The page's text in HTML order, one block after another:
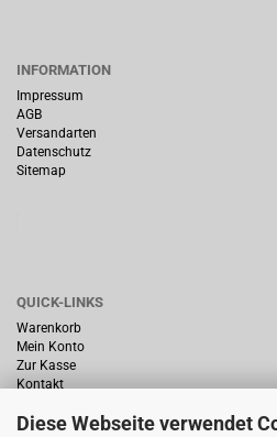
Diese Webseite verwendet
INFORMATION
Impressum
AGB
Versandarten
Datenschutz
Sitemap
QUICK-LINKS
Warenkorb
Mein Konto
Zur Kasse
Kontakt